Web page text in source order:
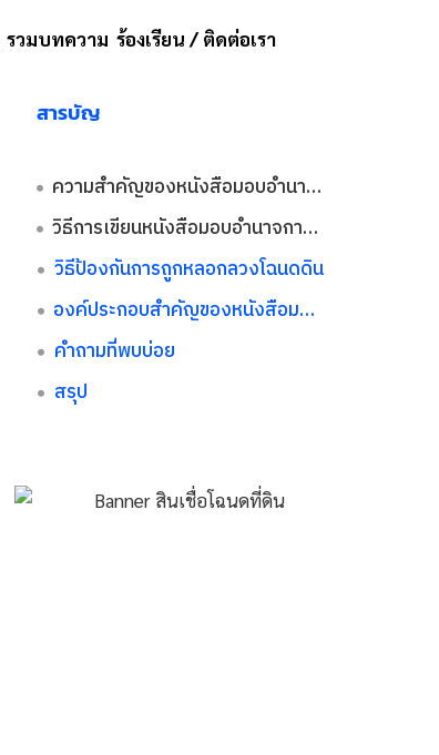
รวมบทความ ร้องเรียน / ติดต่อเรา
สารบัญ
ความสำคัญของหนังสือมอบอำนาจการซื้อขายที่ดิน
วิธีการเขียนหนังสือมอบอำนาจการซื้อขายที่ดิน
วิธีป้องกันการถูกหลอกลวงโฉนดดิน
องค์ประกอบสำคัญของหนังสือมอบอำนาจ
คำถามที่พบบ่อย
สรุป